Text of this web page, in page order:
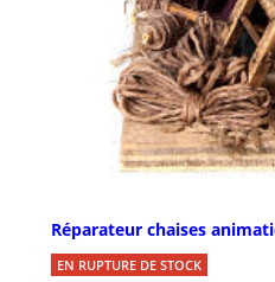
Réparateur chaises
EN RUPTURE DE STOCK